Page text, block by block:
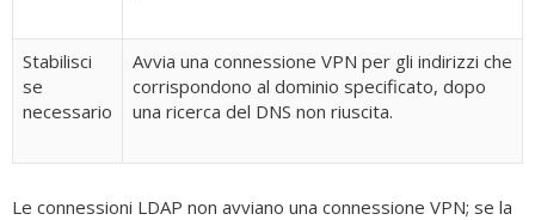
Stabilisci
se
necessario
Avvia una connessione VPN per gli indirizzi che
corrispondono al dominio specificato, dopo
una ricerca del DNS non riuscita.
Le connessioni LDAP non avviano una connessione VPN; se la